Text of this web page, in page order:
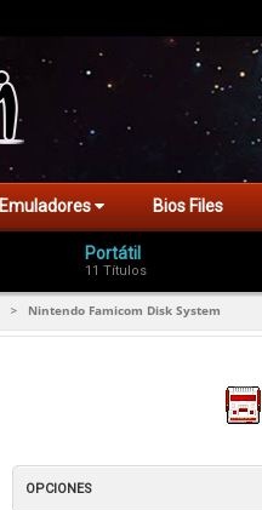
Emuladores Bios Files
Portátil
11 Títulos
> Nintendo Famicom Disk System
OPCIONES